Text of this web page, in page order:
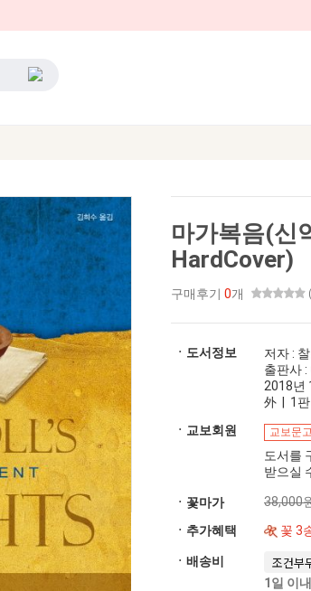
마가복음(신
HardCover)
구매후기 0개
ㆍ도서정보
저자 :
출판사 :
2018년
外 | 1판
ㆍ교보회원
교보문
도서를
받으실
ㆍ꽃마가 38,000
ㆍ추가혜택 꽃 3
ㆍ배송비 조건부
1일 이